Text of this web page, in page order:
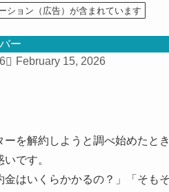
ション（広告）が含まれています
ー
February 15, 2026
ーを解約しようと調べ始めたと
です。
金はいくらかかるの？」「そも